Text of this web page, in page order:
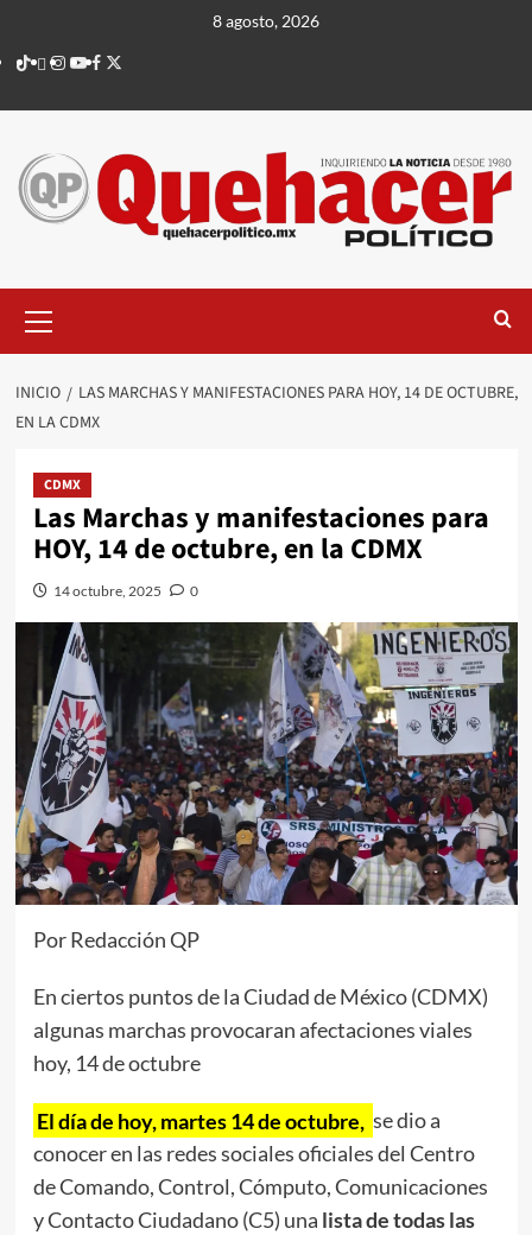
contenido
8 agosto, 2026
TikTok
threads
Instagram
Youtube
Facebook
X
principal
INICIO
LAS MARCHAS Y MANIFESTACIONES PARA HOY, 14 DE OCTUBRE,
EN LA CDMX
CDMX
Las Marchas y manifestaciones para
HOY, 14 de octubre, en la CDMX
14 octubre, 2025 0
Por Redacción QP
En ciertos puntos de la Ciudad de México (CDMX)
algunas marchas provocaran afectaciones viales
hoy, 14 de octubre
El día de hoy, martes 14 de octubre, se dio a
conocer en las redes sociales oficiales del Centro
de Comando, Control, Cómputo, Comunicaciones
y Contacto Ciudadano (C5) una lista de todas las